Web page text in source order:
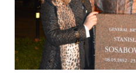
Wiosenne Wyprawy
Konstytucja drużyny
Kalendarium